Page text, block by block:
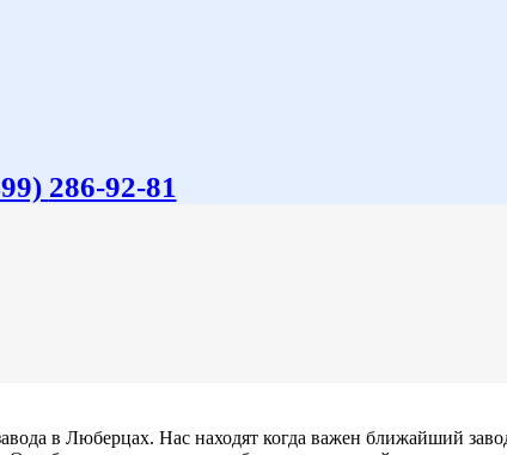
286-92-81
в Люберцах. Нас находят когда важен ближайший